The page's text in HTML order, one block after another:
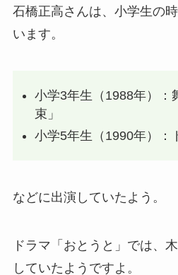
石橋正高さんは、小学生の
います。
小学3年生（1988年）：
束」
小学5年生（1990年）：
などに出演していたよう。
ドラマ「おとうと」では、
していたようですよ。